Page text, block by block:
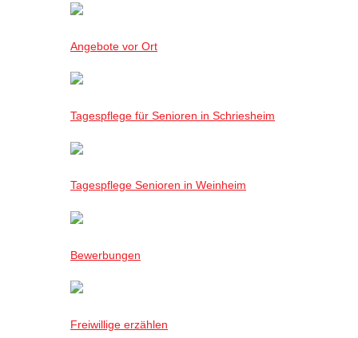
Angebote vor Ort
Tagespflege für Senioren in Schriesheim
Tagespflege Senioren in Weinheim
Bewerbungen
Freiwillige erzählen